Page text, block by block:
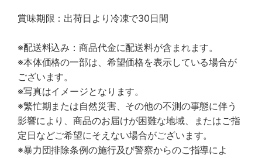
賞味期限：出荷日より冷凍で30日間
※配送料込み：商品代金に配送料が含まれます。
※本体価格の一部は、希望価格を表示している場合が
ございます。
※写真はイメージとなります。
※繁忙期または自然災害、その他の不測の事態に伴う
影響により、商品のお届けが困難な地域、またはご指
定日などご希望にそえない場合がございます。
※暴力団排除条例の施行及び警察からのご指導によ